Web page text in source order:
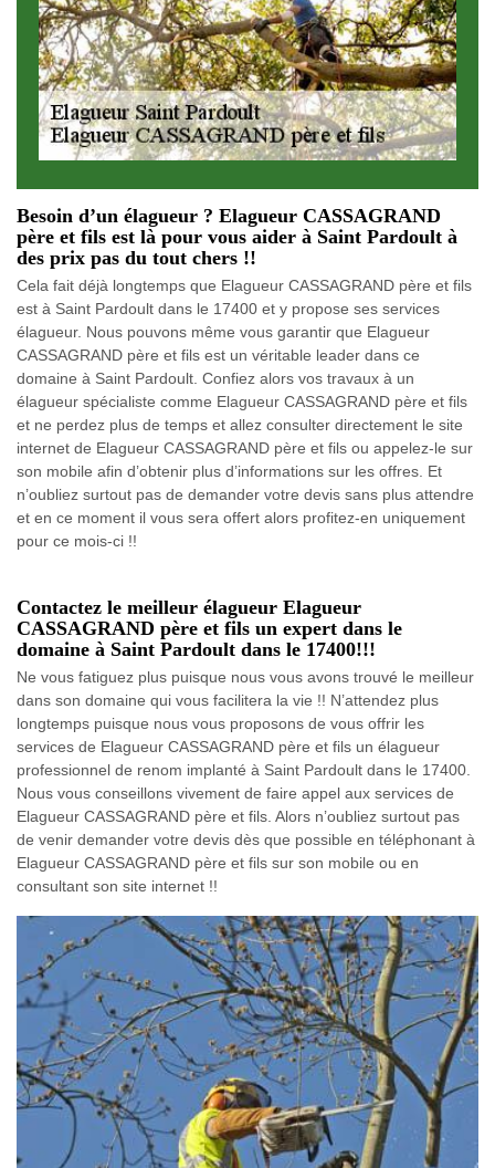
Besoin d’un élagueur ? Elagueur CASSAGRAND
père et fils est là pour vous aider à Saint Pardoult à
des prix pas du tout chers !!
Cela fait déjà longtemps que Elagueur CASSAGRAND père et fils
est à Saint Pardoult dans le 17400 et y propose ses services
élagueur. Nous pouvons même vous garantir que Elagueur
CASSAGRAND père et fils est un véritable leader dans ce
domaine à Saint Pardoult. Confiez alors vos travaux à un
élagueur spécialiste comme Elagueur CASSAGRAND père et fils
et ne perdez plus de temps et allez consulter directement le site
internet de Elagueur CASSAGRAND père et fils ou appelez-le sur
son mobile afin d’obtenir plus d’informations sur les offres. Et
n’oubliez surtout pas de demander votre devis sans plus attendre
et en ce moment il vous sera offert alors profitez-en uniquement
pour ce mois-ci !!
Contactez le meilleur élagueur Elagueur
CASSAGRAND père et fils un expert dans le
domaine à Saint Pardoult dans le 17400!!!
Ne vous fatiguez plus puisque nous vous avons trouvé le meilleur
dans son domaine qui vous facilitera la vie !! N’attendez plus
longtemps puisque nous vous proposons de vous offrir les
services de Elagueur CASSAGRAND père et fils un élagueur
professionnel de renom implanté à Saint Pardoult dans le 17400.
Nous vous conseillons vivement de faire appel aux services de
Elagueur CASSAGRAND père et fils. Alors n’oubliez surtout pas
de venir demander votre devis dès que possible en téléphonant à
Elagueur CASSAGRAND père et fils sur son mobile ou en
consultant son site internet !!